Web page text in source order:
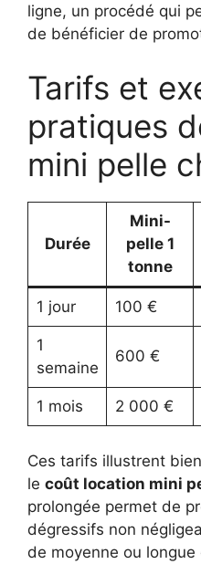
ligne, un procédé qui
de bénéficier de
Tarifs et
pratiques
mini pelle
Durée
Mini-
pelle 1
tonne
1 jour 100 €
1
semaine
600 €
1 mois 2 000 €
Ces tarifs illustrent
le coût location mini
prolongée permet de
dégressifs non
de moyenne ou longue